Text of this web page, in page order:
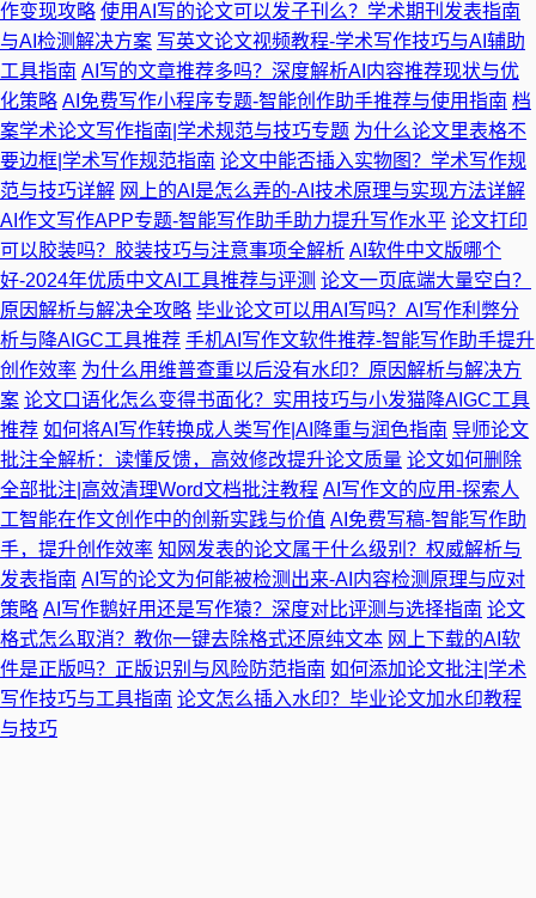
作变现攻略 使用AI写的论文可以发子刊么？学术期刊发表指南
与AI检测解决方案 写英文论文视频教程-学术写作技巧与AI辅助
工具指南 AI写的文章推荐多吗？深度解析AI内容推荐现状与优
化策略 AI免费写作小程序专题-智能创作助手推荐与使用指南 档
案学术论文写作指南|学术规范与技巧专题 为什么论文里表格不
要边框|学术写作规范指南 论文中能否插入实物图？学术写作规
范与技巧详解 网上的AI是怎么弄的-AI技术原理与实现方法详解
AI作文写作APP专题-智能写作助手助力提升写作水平 论文打印
可以胶装吗？胶装技巧与注意事项全解析 AI软件中文版哪个
好-2024年优质中文AI工具推荐与评测 论文一页底端大量空白？
原因解析与解决全攻略 毕业论文可以用AI写吗？AI写作利弊分
析与降AIGC工具推荐 手机AI写作文软件推荐-智能写作助手提升
创作效率 为什么用维普查重以后没有水印？原因解析与解决方
案 论文口语化怎么变得书面化？实用技巧与小发猫降AIGC工具
推荐 如何将AI写作转换成人类写作|AI降重与润色指南 导师论文
批注全解析：读懂反馈，高效修改提升论文质量 论文如何删除
全部批注|高效清理Word文档批注教程 AI写作文的应用-探索人
工智能在作文创作中的创新实践与价值 AI免费写稿-智能写作助
手，提升创作效率 知网发表的论文属于什么级别？权威解析与
发表指南 AI写的论文为何能被检测出来-AI内容检测原理与应对
策略 AI写作鹅好用还是写作猿？深度对比评测与选择指南 论文
格式怎么取消？教你一键去除格式还原纯文本 网上下载的AI软
件是正版吗？正版识别与风险防范指南 如何添加论文批注|学术
写作技巧与工具指南 论文怎么插入水印？毕业论文加水印教程
与技巧